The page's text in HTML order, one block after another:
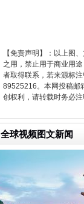
【免责声明】：以上图
之用，禁止用于商业用
者取得联系，若来源标
89525216。本网投稿邮
创权利，请转载时务必
全球视频图文新闻
千年窑